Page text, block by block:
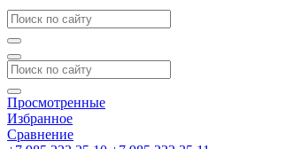
Просмотренные
Избранное
Сравнение